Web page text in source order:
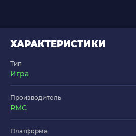
ХАРАКТЕРИСТИКИ
Тип
Игра
Производитель
RMC
Платформа